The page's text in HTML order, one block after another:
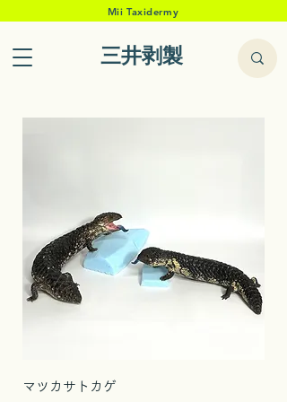
Mii Taxidermy
三井剥製
マツカサトカゲ